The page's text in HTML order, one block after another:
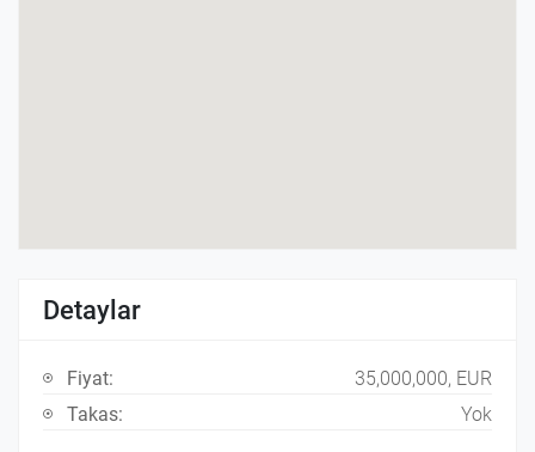
Detaylar
Fiyat:
35,000,000, EUR
Takas:
Yok